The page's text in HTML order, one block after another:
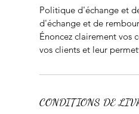
Politique d'échange et
d'échange et de
Énoncez clairement vos
vos clients et leur
CONDITIONS DE